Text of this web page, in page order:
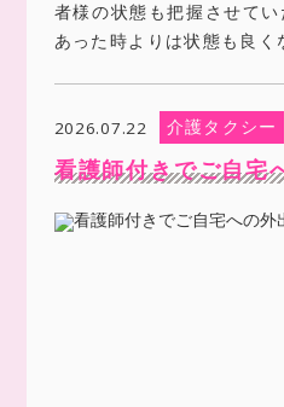
者様の状態も把握させて
あった時よりは状態も良
2026.07.22 介護タクシー
看護師付きでご自宅